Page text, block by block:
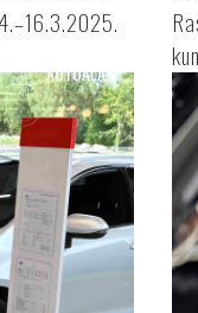
AUTOALA
päin